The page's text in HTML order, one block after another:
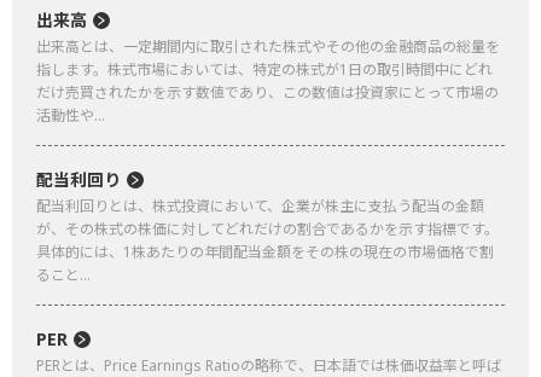
出来高
出来高とは、一定期間内に取引された株式やその他の金融商品の総量を
指します。株式市場においては、特定の株式が1日の取引時間中にどれ
だけ売買されたかを示す数値であり、この数値は投資家にとって市場の
活動性や...
配当利回り
配当利回りとは、株式投資において、企業が株主に支払う配当の金額
が、その株式の株価に対してどれだけの割合であるかを示す指標です。
具体的には、1株あたりの年間配当金額をその株の現在の市場価格で割
ること...
PER
PERとは、Price Earnings Ratioの略称で、日本語では株価収益率と呼ば